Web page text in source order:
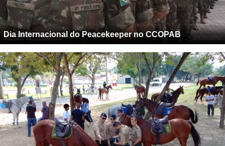
Dia Internacional do Peacekeeper no CCOPAB